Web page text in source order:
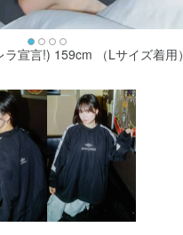
宣言!) 159cm （Lサイズ着用）